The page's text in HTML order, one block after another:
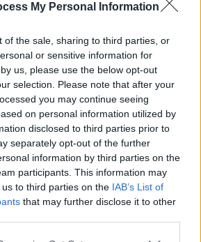
My Personal Information
of the sale, sharing to third parties, or
or sensitive information for
us, please use the below opt-out
selection. Please note that after your
you may continue seeing
on personal information utilized by
disclosed to third parties prior to
separately opt-out of the further
information by third parties on the
participants. This information may
to third parties on the IAB’s List of
that may further disclose it to other